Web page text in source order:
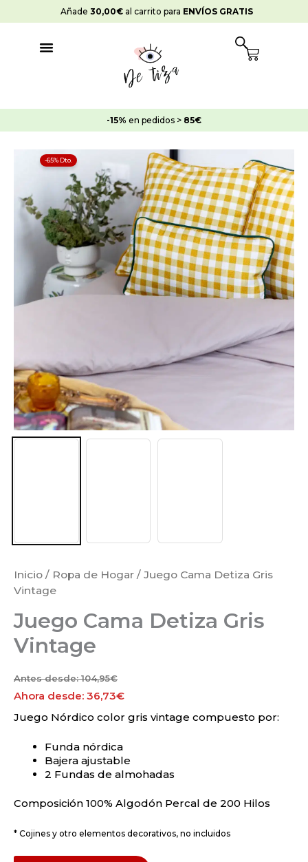
al
Añade 30,00€ al carrito para ENVÍOS GRATIS
Cart
-15% en pedidos > 85€
-65% Dto.
Inicio / Ropa de Hogar / Juego Cama Detiza Gris
Vintage
Juego Cama Detiza Gris
Vintage
Antes desde:104,95€
Ahora desde: 36,73€
Juego Nórdico color gris vintage compuesto por:
Funda nórdica
Bajera ajustable
2 Fundas de almohadas
Composición 100% Algodón Percal de 200 Hilos
* Cojines y otro elementos decorativos, no incluidos
Juego
Cama
Gris
Vintage
cantidad